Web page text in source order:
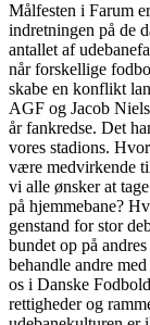
Målfesten i Farum
indretningen på de
antallet af
når forskellige
skabe en konflikt
AGF og Jacob
år fankredse. Det
vores stadions.
være medvirkende
vi alle ønsker at
på hjemmebane?
genstand for stor
bundet op på
behandle andre
os i Danske
rettigheder og